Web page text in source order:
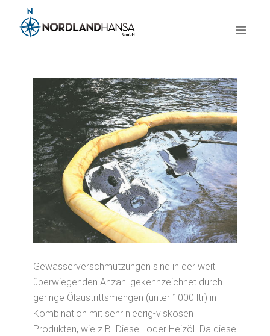
Gewässerverschmutzungen sind in der weit
überwiegenden Anzahl gekennzeichnet durch
geringe Ölaustrittsmengen (unter 1000 ltr) in
Kombination mit sehr niedrig-viskosen
Produkten, wie z.B. Diesel- oder Heizöl. Da diese